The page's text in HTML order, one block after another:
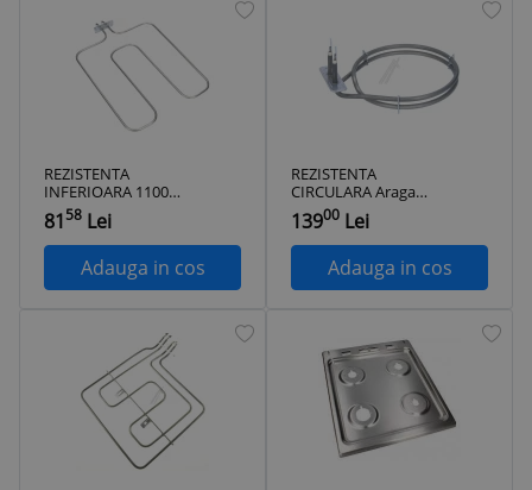
REZISTENTA
INFERIOARA 1100W
230V Aragaz Beko
FSMT52320DXO, 4
arzatoare, Mixt
8158 Lei
Adauga in cos
REZISTENTA
CIRCULARA Aragaz
Beko
FSMT52320DXO, 4
arzatoare, Mixt
13900 Lei
Adauga in cos